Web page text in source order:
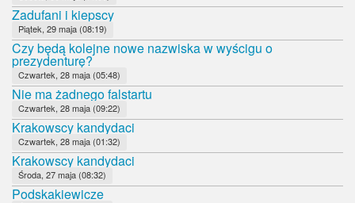
Zadufani i kiepscy
Piątek, 29 maja (08:19)
Czy będą kolejne nowe nazwiska w wyścigu o
prezydenturę?
Czwartek, 28 maja (05:48)
Nie ma żadnego falstartu
Czwartek, 28 maja (09:22)
Krakowscy kandydaci
Czwartek, 28 maja (01:32)
Krakowscy kandydaci
Środa, 27 maja (08:32)
Podskakiewicze